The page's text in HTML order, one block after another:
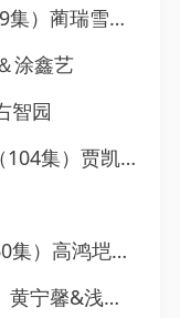
蔺瑞雪&文渊
涂鑫艺
智园
贾凯文＆邰靖懿
鸿垲&郭萧飒
&浅柔&刘凡